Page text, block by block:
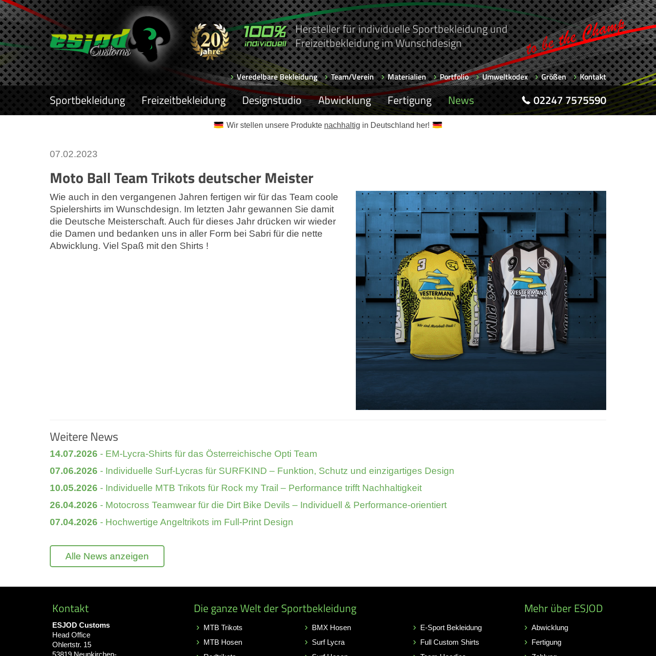
Hersteller für individuelle Sportbekleidung und
Freizeitbekleidung im Wunschdesign
Veredelbare Bekleidung Team/Verein Materialien Portfolio Umweltkodex Größen Kontakt
Sportbekleidung Freizeitbekleidung Designstudio Abwicklung Fertigung News 02247 7575590
Wir stellen unsere Produkte nachhaltig in Deutschland her!
07.02.2023
Moto Ball Team Trikots deutscher Meister
Wie auch in den vergangenen Jahren fertigen wir für das Team coole
Spielershirts im Wunschdesign. Im letzten Jahr gewannen Sie damit
die Deutsche Meisterschaft. Auch für dieses Jahr drücken wir wieder
die Damen und bedanken uns in aller Form bei Sabri für die nette
Abwicklung. Viel Spaß mit den Shirts !
Weitere News
14.07.2026 - EM-Lycra-Shirts für das Österreichische Opti Team
07.06.2026 - Individuelle Surf-Lycras für SURFKIND – Funktion, Schutz und einzigartiges Design
10.05.2026 - Individuelle MTB Trikots für Rock my Trail – Performance trifft Nachhaltigkeit
26.04.2026 - Motocross Teamwear für die Dirt Bike Devils – Individuell & Performance-orientiert
07.04.2026 - Hochwertige Angeltrikots im Full-Print Design
Alle News anzeigen
Die ganze Welt der Sportbekleidung
MTB Trikots
MTB Hosen
BMX Hosen
Surf Lycra
E-Sport Bekleidung
Full Custom Shirts
Mehr über ESJOD
Abwicklung
Fertigung
Kontakt
ESJOD Customs
Head Office
Ohlertstr. 15
53819 Neunkirchen-